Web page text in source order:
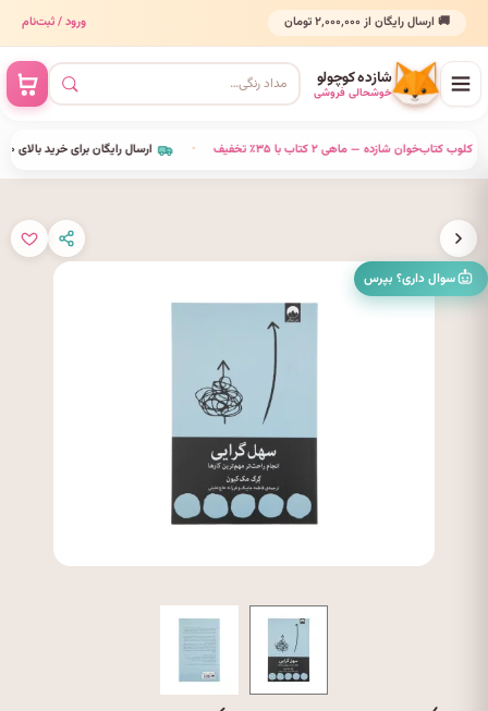
🚚 ارسال رایگان از ۲٬۰۰۰٬۰۰۰ تومان ورود / ثبت‌نام
شازده کوچولو
خوشحالی فروشی
ارسال رایگان برای خرید بالای • کلوب کتاب‌خوان شازده — ماهی ۲ کتاب با ۳۵٪ تخفیف
سوال داری؟ بپرس